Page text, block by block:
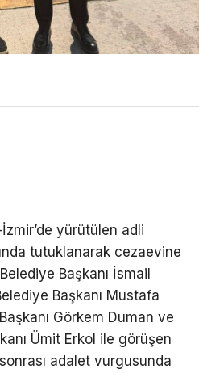
yürütülen adli
tutuklanarak cezaevine
Başkanı İsmail
Başkanı Mustafa
Görkem Duman ve
Ümit Erkol ile görüşen
adalet vurgusunda